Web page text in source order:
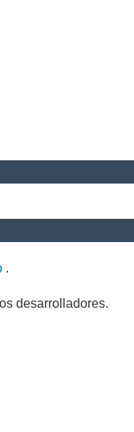
.
desarrolladores.